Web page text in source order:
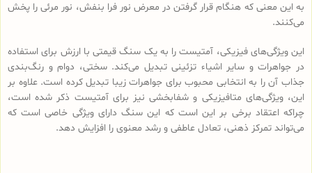
به این معنی که هنگام قرار گرفتن در معرض نور فرا بنفش، نور مرئی را پخش
می‌کنند.
این ویژگی‌های فیزیکی، آمتیست را به یک سنگ قیمتی با ارزش برای استفاده
در جواهرات و سایر اشیاء تزئینی تبدیل می‌کند. سختی، دوام و رنگ‌بندی
جذاب آن را به انتخابی محبوب برای جواهرات زیبا تبدیل کرده است. علاوه بر
این، ویژگی‌های متافیزیکی و شفابخشی نیز برای آمتیست ذکر شده است،
چراکه اعتقاد برخی بر این است که این سنگ دارای ویژگی خاصی است که
می‌تواند تمرکز ذهنی، تعادل عاطفی و رشد معنوی را افزایش دهد.